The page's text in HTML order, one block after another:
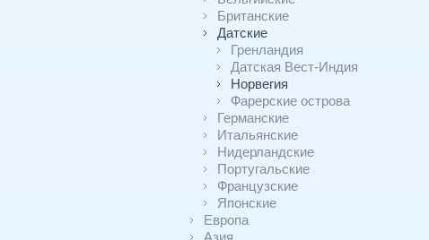
Британские
Датские
Гренландия
Датская Вест-Индия
Норвегия
Фарерские острова
Германские
Итальянские
Нидерландские
Португальские
Французские
Японские
Европа
Азия